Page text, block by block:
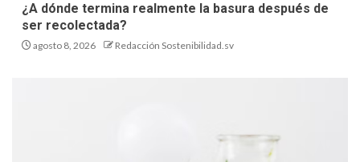
¿A dónde termina realmente la basura después de
ser recolectada?
agosto 8, 2026 Redacción Sostenibilidad.sv